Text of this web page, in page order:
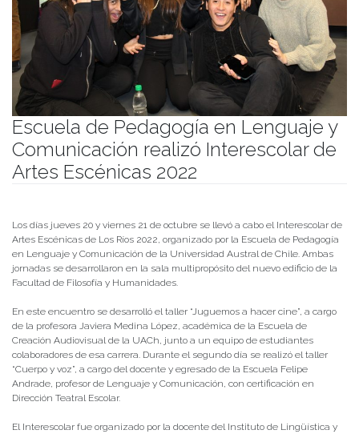
Escuela de Pedagogía en Lenguaje y
Comunicación realizó Interescolar de
Artes Escénicas 2022
Los días jueves 20 y viernes 21 de octubre se llevó a cabo el Interescolar de
Artes Escénicas de Los Ríos 2022, organizado por la Escuela de Pedagogía
en Lenguaje y Comunicación de la Universidad Austral de Chile. Ambas
jornadas se desarrollaron en la sala multipropósito del nuevo edificio de la
Facultad de Filosofía y Humanidades.
En este encuentro se desarrolló el taller “Juguemos a hacer cine”, a cargo
de la profesora Javiera Medina López, académica de la Escuela de
Creación Audiovisual de la UACh, junto a un equipo de estudiantes
colaboradores de esa carrera. Durante el segundo día se realizó el taller
“Cuerpo y voz”, a cargo del docente y egresado de la Escuela Felipe
Andrade, profesor de Lenguaje y Comunicación, con certificación en
Dirección Teatral Escolar.
El Interescolar fue organizado por la docente del Instituto de Lingüística y